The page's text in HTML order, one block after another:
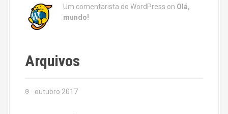
Um comentarista do WordPress on Olá,
mundo!
Arquivos
outubro 2017